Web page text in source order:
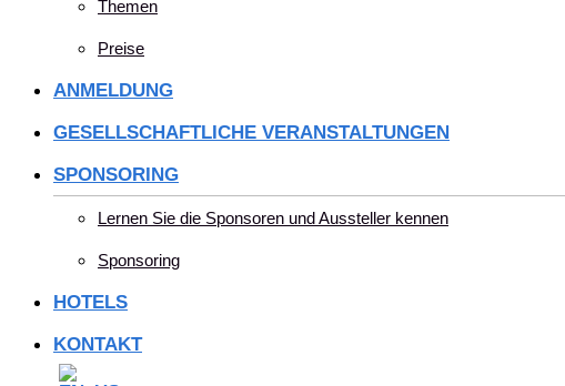
Themen
Preise
ANMELDUNG
GESELLSCHAFTLICHE VERANSTALTUNGEN
SPONSORING
Lernen Sie die Sponsoren und Aussteller kennen
Sponsoring
HOTELS
KONTAKT